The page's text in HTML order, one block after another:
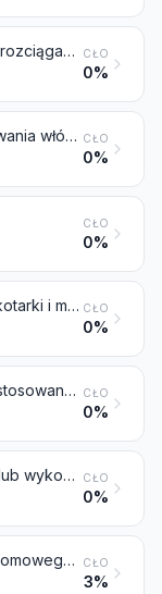
Maszyny do wytłaczania, rozciągania, teksturowania lub cięcia materiałów włókienniczych chemicznych CŁO
0%
Maszyny do przygotowywania włókien tekstylnych; przędzarki, łączniarki lub skręcarki oraz pozostałe maszyny do wytwarzania przędzy włókienniczej; motarki lub przewijarki (włączając przewijarki wątkowe), włókiennicze oraz maszyny do przygotowania przędzy włókienniczej do stosowania na maszynach objętych pozycją 8446 lub 8447 CŁO
0%
CŁO
0%
Dziewiarki, zszywarki-trykotarki i maszyny do wyrobu przędzy rdzeniowej, tiulu, koronek, haftów, aplikacji, plecionek lub siatek oraz maszyny do igłowania CŁO
0%
Urządzenia pomocnicze stosowane z maszynami objętymi pozycja 8444, 8445, 8446 lub 8447 (na przykład nicielnice, żakardy, automatyczne mechanizmy zatrzymujące, mechanizmy do zmiany czółenek); części i akcesoria nadające się do stosowania wyłącznie lub głównie z maszynami i urządzeniami objętymi niniejszą pozycją lub pozycją 8444, 8445, 8446 lub 8447 (na przykład wrzeciona i skrzydełka wrzecion, obicia zgrzeblarskie, grzebienie, filiery, czółenka, struny nicielnicowe i ramki nicielnic, igły do wyrobów pończoszniczych) CŁO
0%
Urządzenia do produkcji lub wykończania filcu lub włóknin, w kawałkach lub w postaci kształtowej, włączając urządzenia do wyrobu kapeluszy filcowych; wzorniki kapelusznicze CŁO
0%
Maszyny pralnicze typu domowego lub profesjonalnego, włączając maszyny piorąco-suszące CŁO
3%